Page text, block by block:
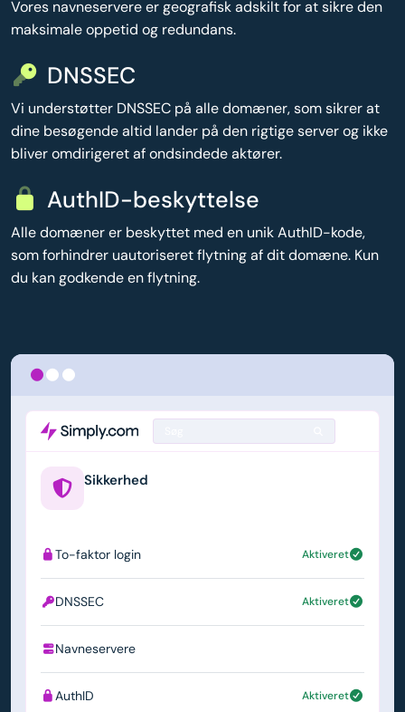
Vores navneservere er geografisk adskilt for at sikre den
maksimale oppetid og redundans.
DNSSEC
Vi understøtter DNSSEC på alle domæner, som sikrer at
dine besøgende altid lander på den rigtige server og ikke
bliver omdirigeret af ondsindede aktører.
AuthID-beskyttelse
Alle domæner er beskyttet med en unik AuthID-kode,
som forhindrer uautoriseret flytning af dit domæne. Kun
du kan godkende en flytning.
Sikkerhed
To-faktor login Aktiveret
DNSSEC Aktiveret
Navneservere
AuthID Aktiveret